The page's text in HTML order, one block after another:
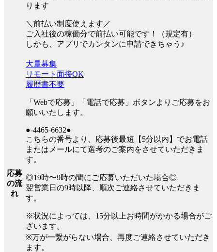
ります
＼前払い制度使えます／
ご入社後の稼働分で前払い可能です！（規定有）
しかも、アプリでカンタンに申請できちゃう♪
応募
の流
れ
大量募集
リモート面接OK
履歴書不要
「Webで応募」「電話で応募」ボタンよりご応募をお
願いいたします。
●-4465-6632●
こちらの番号より、応募後最短【5分以内】でお電話
またはメールにて選考のご案内をさせていただきま
す。
◎19時〜9時の間にご応募いただいた場合◎
翌営業日の9時以降、順次ご連絡させていただきま
す。
※状況によっては、15分以上お時間がかかる場合がご
ざいます。
※万が一繋がらない場合、再度ご連絡させていただき
ます。